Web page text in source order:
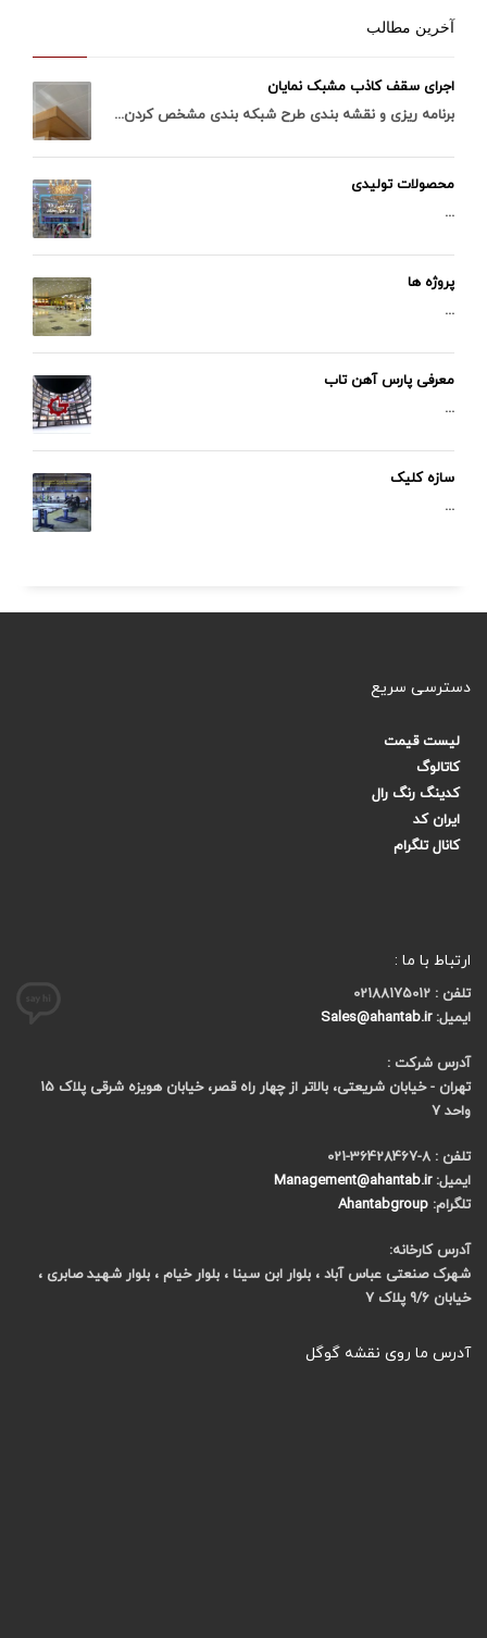
آخرین مطالب
اجرای سقف کاذب مشبک نمایان
برنامه ریزی و نقشه بندی طرح شبکه بندی مشخص کردن...
محصولات تولیدی
...
پروژه ها
...
معرفی پارس آهن تاب
...
سازه کلیک
...
دسترسی سریع
لیست قیمت
کاتالوگ
کدینگ رنگ رال
ایران کد
کانال تلگرام
ارتباط با ما :
تلفن : 02188175012
ایمیل:Sales@ahantab.ir
آدرس شرکت :
تهران - خیابان شریعتی، بالاتر از چهار راه قصر، خیابان هویزه شرقی پلاک 15
واحد 7
تلفن : 8-36428467-021
ایمیل:Management@ahantab.ir
تلگرام: Ahantabgroup
آدرس کارخانه:
شهرک صنعتی عباس آباد ، بلوار ابن سینا ، بلوار خیام ، بلوار شهید صابری ،
خیابان 9/6 پلاک 7
آدرس ما روی نقشه گوگل